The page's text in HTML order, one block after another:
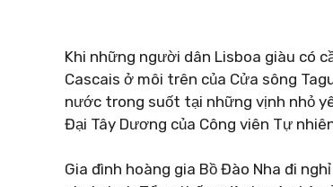
Khi những người dân Lisboa giàu có
Cascais ở môi trên của Cửa sông
nước trong suốt tại những vịnh nhỏ
Đại Tây Dương của Công viên Tự
Gia đình hoàng gia Bồ Đào Nha đi